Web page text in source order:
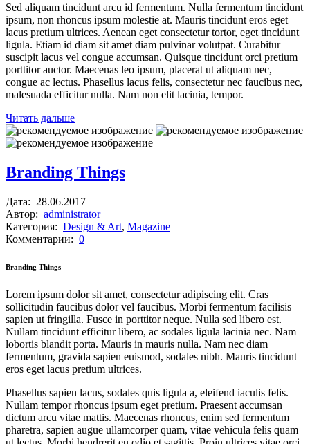
Sed aliquam tincidunt arcu id fermentum. Nulla fermentum tincidunt
ipsum, non rhoncus ipsum molestie at. Mauris tincidunt eros eget
lacus pretium ultrices. Aenean eget consectetur tortor, eget tincidunt
ligula. Etiam id diam sit amet diam pulvinar volutpat. Curabitur
suscipit lacus vel congue accumsan. Quisque tincidunt orci pretium
porttitor auctor. Maecenas leo ipsum, placerat ut aliquam nec,
congue ac lectus. Phasellus lacus felis, consectetur nec faucibus nec,
malesuada efficitur nulla. Nam non elit lacinia, tempor.
Читать дальше
Branding Things
Дата: 28.06.2017
Автор: administrator
Категория: Design & Art, Magazine
Комментарии: 0
Branding Things
Lorem ipsum dolor sit amet, consectetur adipiscing elit. Cras
sollicitudin faucibus dolor vel faucibus. Morbi fermentum facilisis
sapien ut fringilla. Fusce in porttitor neque. Nulla sed libero est.
Nullam tincidunt efficitur libero, ac sodales ligula lacinia nec. Nam
lobortis blandit porta. Mauris in mauris nulla. Nam nec diam
fermentum, gravida sapien euismod, sodales nibh. Mauris tincidunt
eros eget lacus pretium ultrices.
Phasellus sapien lacus, sodales quis ligula a, eleifend iaculis felis.
Nullam tempor rhoncus ipsum eget pretium. Praesent accumsan
dictum arcu vitae mattis. Maecenas rhoncus, enim sed fermentum
pharetra, sapien augue ullamcorper quam, vitae vehicula felis quam